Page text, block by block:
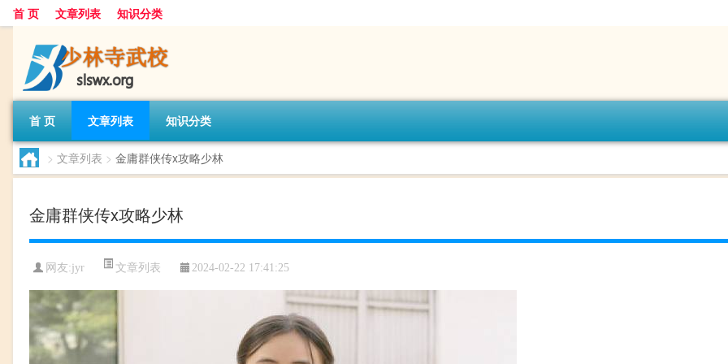
首 页 文章列表 知识分类
首 页 文章列表 知识分类
> 文章列表 > 金庸群侠传x攻略少林
金庸群侠传x攻略少林
网友:jyr 文章列表 2024-02-22 17:41:25